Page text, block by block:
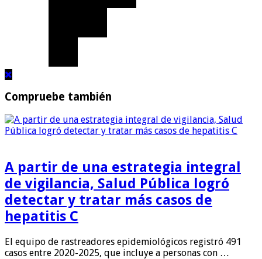
Compruebe también
A partir de una estrategia integral
de vigilancia, Salud Pública logró
detectar y tratar más casos de
hepatitis C
El equipo de rastreadores epidemiológicos registró 491
casos entre 2020-2025, que incluye a personas con …